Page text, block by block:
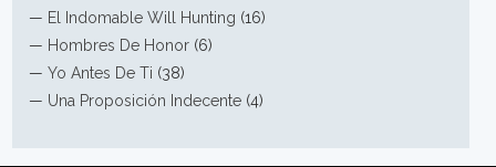
— El Indomable Will Hunting (16)
— Hombres De Honor (6)
—Yo Antes De Ti (38)
— Una Proposición Indecente (4)